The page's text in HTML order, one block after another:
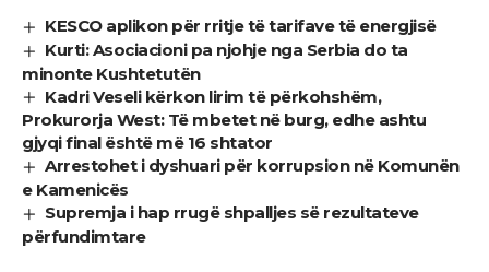
KESCO aplikon për rritje të tarifave të energjisë
Kurti: Asociacioni pa njohje nga Serbia do ta
minonte Kushtetutën
Kadri Veseli kërkon lirim të përkohshëm,
Prokurorja West: Të mbetet në burg, edhe ashtu
gjyqi final është më 16 shtator
Arrestohet i dyshuari për korrupsion në Komunën
e Kamenicës
Supremja i hap rrugë shpalljes së rezultateve
përfundimtare